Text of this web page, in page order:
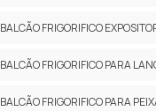
BALCÃO FRIGORIFICO
BALCÃO FRIGORIFICO PARA
BALCÃO FRIGORIFICO PARA